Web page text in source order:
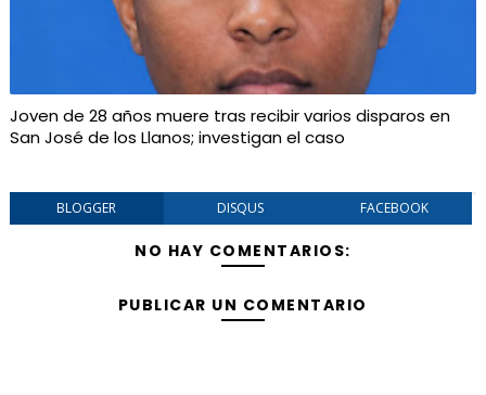
Joven de 28 años muere tras recibir varios disparos en
San José de los Llanos; investigan el caso
BLOGGER DISQUS FACEBOOK
NO HAY COMENTARIOS:
PUBLICAR UN COMENTARIO